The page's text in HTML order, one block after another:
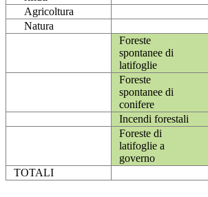
Agricoltura
Natura
Foreste
spontanee di
latifoglie
Foreste
spontanee di
conifere
Incendi forestali
Foreste di
latifoglie a
governo
TOTALI